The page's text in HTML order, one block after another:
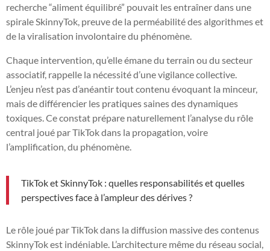
recherche “aliment équilibré” pouvait les entraîner dans une
spirale SkinnyTok, preuve de la perméabilité des algorithmes et
de la viralisation involontaire du phénomène.
Chaque intervention, qu’elle émane du terrain ou du secteur
associatif, rappelle la nécessité d’une vigilance collective.
L’enjeu n’est pas d’anéantir tout contenu évoquant la minceur,
mais de différencier les pratiques saines des dynamiques
toxiques. Ce constat prépare naturellement l’analyse du rôle
central joué par TikTok dans la propagation, voire
l’amplification, du phénomène.
TikTok et SkinnyTok : quelles responsabilités et quelles
perspectives face à l’ampleur des dérives ?
Le rôle joué par TikTok dans la diffusion massive des contenus
SkinnyTok est indéniable. L’architecture même du réseau social,